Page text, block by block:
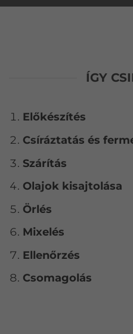
ÍGY
Előkészítés
Csíráztatás és
Szárítás
Olajok kisajtolása
Örlés
Mixelés
Ellenőrzés
Csomagolás